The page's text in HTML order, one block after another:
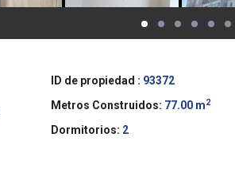
ID de propiedad : 93372
Metros Construidos: 77.00 m2
Dormitorios: 2